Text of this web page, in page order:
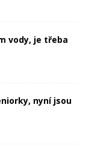
vody, je třeba
nyní jsou